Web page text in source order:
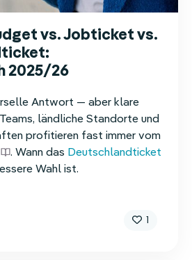
vs. Jobticket vs.
2025/26
Antwort — aber klare
ländliche Standorte und
profitieren fast immer vom
. Wann das Deutschlandticket
Wahl ist.